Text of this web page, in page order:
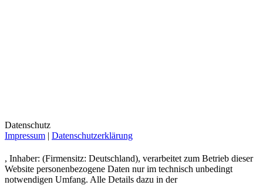
Datenschutz
Impressum | Datenschutzerklärung
, Inhaber: (Firmensitz: Deutschland), verarbeitet zum Betrieb dieser
Website personenbezogene Daten nur im technisch unbedingt
notwendigen Umfang. Alle Details dazu in der